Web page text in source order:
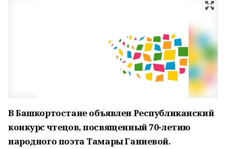
В Башкортостане объявлен Республиканский
конкурс чтецов, посвященный 70-летию
народного поэта Тамары Ганиевой.